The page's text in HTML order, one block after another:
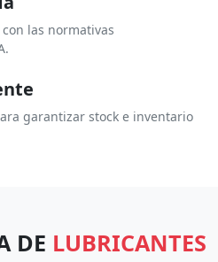
las normativas
garantizar stock e inventario
DE LUBRICANTES